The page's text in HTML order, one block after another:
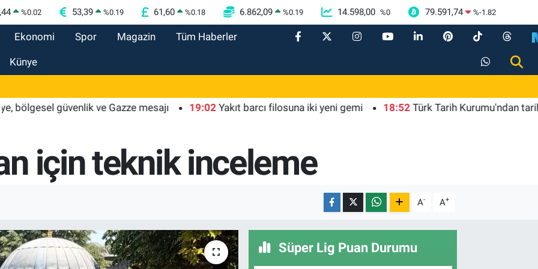
%0.02 53,39 %0.19 61,60 %0.18 6.862,09 %0.19 14.598,00 %0 79.591,74 %-1.82
Ekonomi Spor Magazin Tüm Haberler
Künye
güvenlik ve Gazze mesajı 19:02 Yakıt barcı filosuna iki yeni gemi 18:52 Türk Tarih Kurumu'ndan tarihi
için teknik inceleme
A- A+
Süper Lig Puan Durumu